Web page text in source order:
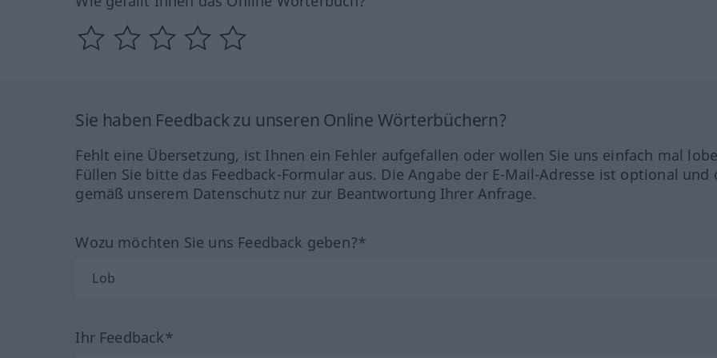
Sie haben Feedback zu unseren Online Wörterbüchern?
Fehlt eine Übersetzung, ist Ihnen ein Fehler aufgefallen oder wollen Sie uns einfach mal
Füllen Sie bitte das Feedback-Formular aus. Die Angabe der E-Mail-Adresse ist optional und
gemäß unserem Datenschutz nur zur Beantwortung Ihrer Anfrage.
Wozu möchten Sie uns Feedback geben?*
Ihr Feedback*